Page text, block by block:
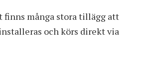
finns många stora tillägg att
och körs direkt via